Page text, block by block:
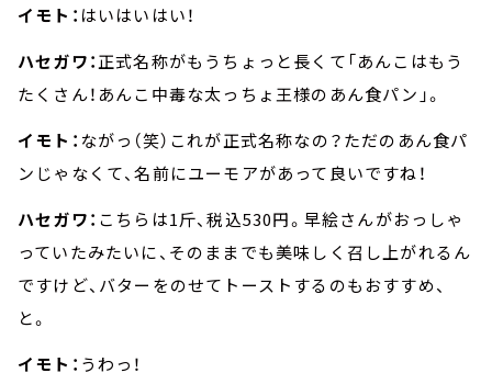
イモト： はいはいはい！
ハセガワ：正式名称がもうちょっと長くて「あんこはもう
たくさん！あんこ中毒な太っちょ王様のあん食パン」。
イモト： ながっ（笑）これが正式名称なの？ただのあん食パ
ンじゃなくて、名前にユーモアがあって良いですね！
ハセガワ： こちらは1斤、税込530円。早絵さんがおっしゃ
っていたみたいに、そのままでも美味しく召し上がれるん
ですけど、バターをのせてトーストするのもおすすめ、
と。
イモト： うわっ！